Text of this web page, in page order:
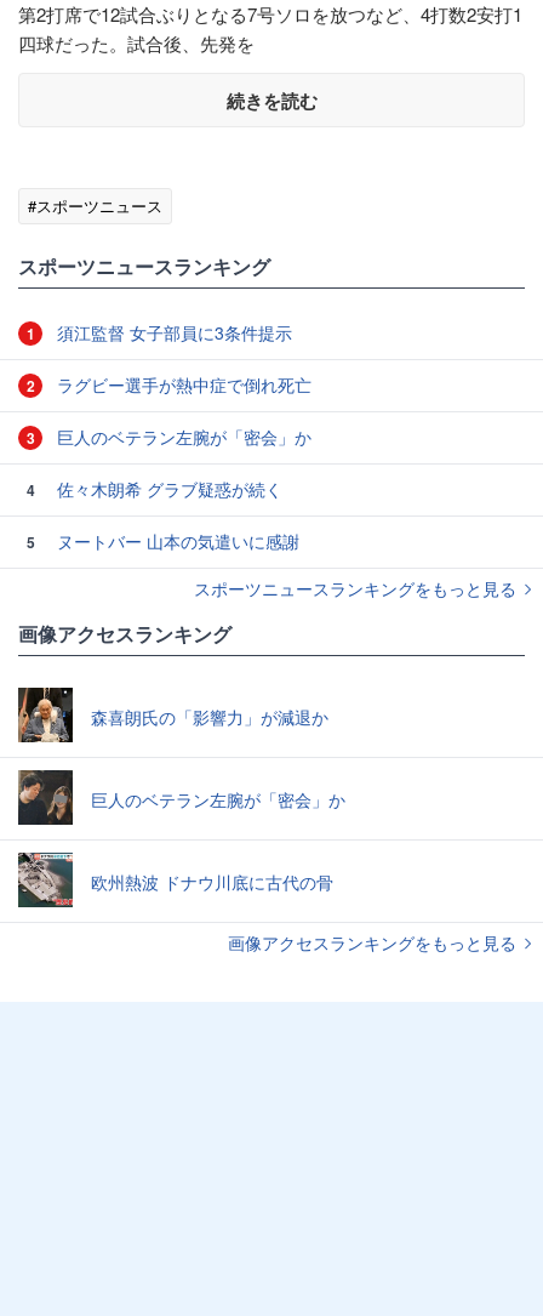
第2打席で12試合ぶりとなる7号ソロを放つなど、4打数2安打1
四球だった。試合後、先発を
続きを読む
#スポーツニュース
スポーツニュースランキング
1 須江監督 女子部員に3条件提示
2 ラグビー選手が熱中症で倒れ死亡
3 巨人のベテラン左腕が「密会」か
4 佐々木朗希 グラブ疑惑が続く
5
ヌートバー 山本の気遣いに感謝
スポーツニュースランキングをもっと見る
画像アクセスランキング
森喜朗氏の「影響力」が減退か
巨人のベテラン左腕が「密会」か
欧州熱波 ドナウ川底に古代の骨
画像アクセスランキングをもっと見る